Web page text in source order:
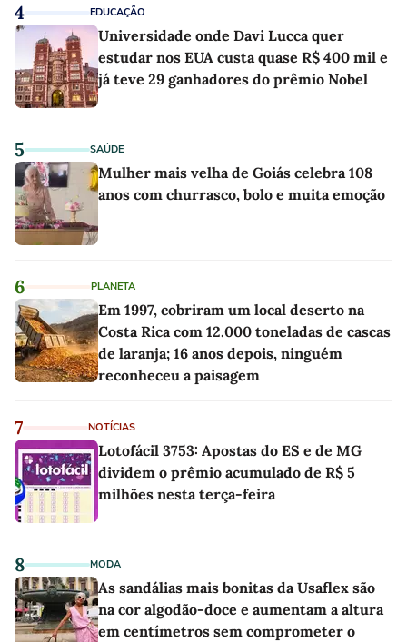
4 EDUCAÇÃO
Universidade onde Davi Lucca quer
estudar nos EUA custa quase R$ 400 mil e
já teve 29 ganhadores do prêmio Nobel
5 SAÚDE
Mulher mais velha de Goiás celebra 108
anos com churrasco, bolo e muita emoção
6 PLANETA
Em 1997, cobriram um local deserto na
Costa Rica com 12.000 toneladas de cascas
de laranja; 16 anos depois, ninguém
reconheceu a paisagem
7 NOTÍCIAS
Lotofácil 3753: Apostas do ES e de MG
dividem o prêmio acumulado de R$ 5
milhões nesta terça-feira
8 MODA
As sandálias mais bonitas da Usaflex são
na cor algodão-doce e aumentam a altura
em centímetros sem comprometer o